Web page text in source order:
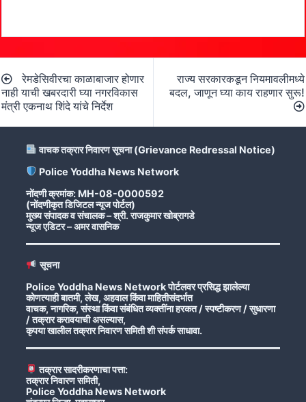
navigation
रेमडेसिवीरचा काळाबाजार होणार
नाही याची खबरदारी घ्या नगरविकास
मंत्री एकनाथ शिंदे यांचे निर्देश
राज्य सरकारकडून नियमावलीमध्ये
बदल, जाणून घ्या काय राहणार सुरू!
वाचक तक्रार निवारण सूचना (Grievance Redressal Notice)
Police Yoddha News Network
नोंदणी क्रमांक: MH-08-0000592
(नोंदणीकृत डिजिटल न्यूज पोर्टल)
मुख्य संपादक व संचालक – श्री. राजकुमार खोब्रागडे
न्यूज एडिटर – अमर वासनिक
सूचना
Police Yoddha News Network पोर्टलवर प्रसिद्ध झालेल्या
कोणत्याही बातमी, लेख, अहवाल किंवा माहितीसंदर्भात
वाचक, नागरिक, संस्था किंवा संबंधित व्यक्तींना हरकत / स्पष्टीकरण / सुधारणा
/ तक्रार करावयाची असल्यास,
कृपया खालील तक्रार निवारण समिती शी संपर्क साधावा.
तक्रार सादरीकरणाचा पत्ता:
तक्रार निवारण समिती,
Police Yoddha News Network